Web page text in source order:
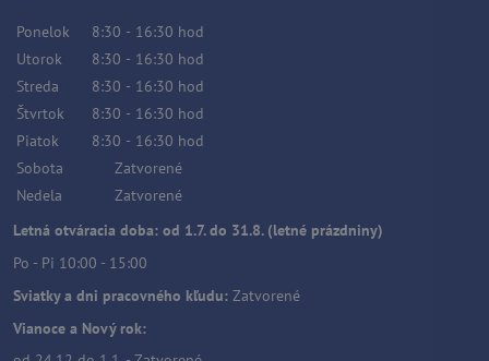
Ponelok 8:30 - 16:30 hod
Utorok
8:30 - 16:30 hod
Streda
8:30 - 16:30 hod
Štvrtok
8:30 - 16:30 hod
Piatok
8:30 - 16:30 hod
Sobota
Zatvorené
Nedela
Zatvorené
Letná otváracia doba: od 1.7. do 31.8. (letné prázdniny)
Po - Pi 10:00 - 15:00
Sviatky a dni pracovného kľudu: Zatvorené
Vianoce a Nový rok: